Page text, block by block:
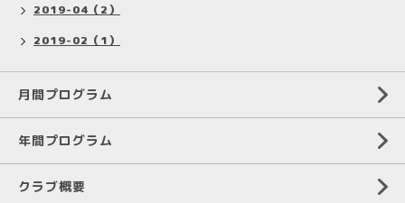
2019-04（2）
2019-02（1）
月間プログラム
年間プログラム
クラブ概要